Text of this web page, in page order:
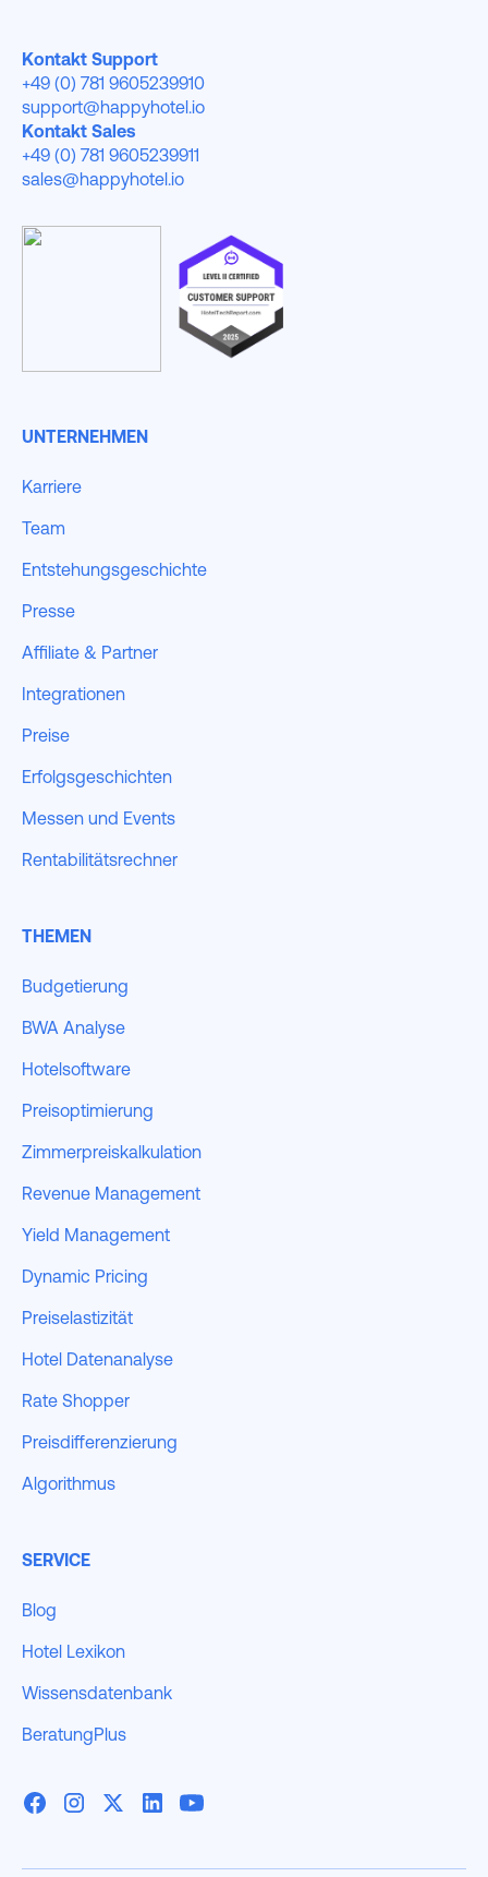
Kontakt Support
+49 (0) 781 9605239910
support@happyhotel.io
Kontakt Sales
+49 (0) 781 9605239911
sales@happyhotel.io
UNTERNEHMEN
Karriere
Team
Entstehungsgeschichte
Presse
Affiliate & Partner
Integrationen
Preise
Erfolgsgeschichten
Messen und Events
Rentabilitätsrechner
THEMEN
Budgetierung
BWA Analyse
Hotelsoftware
Preisoptimierung
Zimmerpreiskalkulation
Revenue Management
Yield Management
Dynamic Pricing
Preiselastizität
Hotel Datenanalyse
Rate Shopper
Preisdifferenzierung
Algorithmus
SERVICE
Blog
Hotel Lexikon
Wissensdatenbank
BeratungPlus